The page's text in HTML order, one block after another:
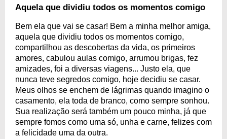
Aquela que dividiu todos os momentos comigo
Bem ela que vai se casar! Bem a minha melhor amiga,
aquela que dividiu todos os momentos comigo,
compartilhou as descobertas da vida, os primeiros
amores, cabulou aulas comigo, arrumou brigas, fez
amizades, foi a diversas viagens... Justo ela, que
nunca teve segredos comigo, hoje decidiu se casar.
Meus olhos se enchem de lágrimas quando imagino o
casamento, ela toda de branco, como sempre sonhou.
Sua realização será também um pouco minha, já que
sempre fomos como uma só, unha e carne, felizes com
a felicidade uma da outra.